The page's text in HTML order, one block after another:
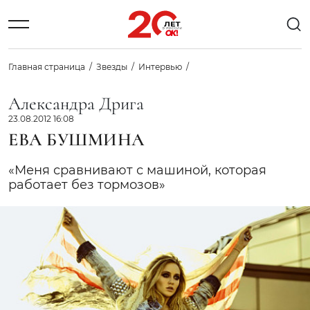
Главная страница Звезды Интервью
Александра Дрига
23.08.2012 16:08
ЕВА БУШМИНА
«Меня сравнивают с машиной, которая
работает без тормозов»